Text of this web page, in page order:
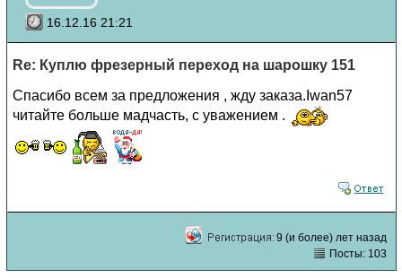
16.12.16 21:21
Re: Куплю фрезерный переход на шарошку 151
Спасибо всем за предложения , жду заказа.Iwan57
читайте больше мадчасть, с уважением .
9 (и более) лет назад
Посты: 103